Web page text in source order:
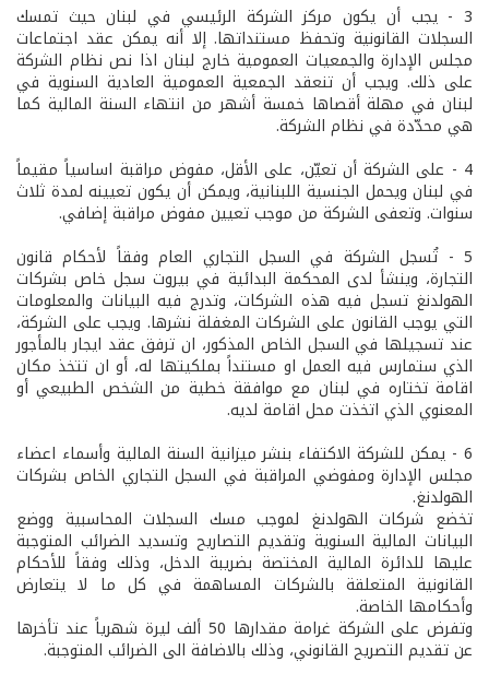
3­ - يجب أن يكون مركز الشركة الرئيسي في لبنان حيث تمسك
السجلات القانونية وتحفظ مستنداتها. إلا أنه يمكن عقد اجتماعات
مجلس الإدارة والجمعيات العمومية خارج لبنان اذا نص نظام الشركة
على ذلك. ويجب أن تنعقد الجمعية العمومية العادية السنوية في
لبنان في مهلة أقصاها خمسة أشهر من انتهاء السنة المالية كما
هي محدّدة في نظام الشركة.
4­ - على الشركة أن تعيّن، على الأقل، مفوض مراقبة اساسياً مقيماً
في لبنان ويحمل الجنسية اللبنانية، ويمكن أن يكون تعيينه لمدة ثلاث
سنوات. وتعفى الشركة من موجب تعيين مفوض مراقبة إضافي.
5­ - تُسجل الشركة في السجل التجاري العام وفقاً لأحكام قانون
التجارة، وينشأ لدى المحكمة البدائية في بيروت سجل خاص بشركات
الهولدنغ تسجل فيه هذه الشركات، وتدرج فيه البيانات والمعلومات
التي يوجب القانون على الشركات المغفلة نشرها. ويجب على الشركة،
عند تسجيلها في السجل الخاص المذكور، ان ترفق عقد ايجار بالمأجور
الذي ستمارس فيه العمل او مستنداً بملكيتها له، أو ان تتخذ مكان
اقامة تختاره في لبنان مع موافقة خطية من الشخص الطبيعي أو
المعنوي الذي اتخذت محل اقامة لديه.
6­ - يمكن للشركة الاكتفاء بنشر ميزانية السنة المالية وأسماء اعضاء
مجلس الإدارة ومفوضي المراقبة في السجل التجاري الخاص بشركات
الهولدنغ.
تخضع شركات الهولدنغ لموجب مسك السجلات المحاسبية ووضع
البيانات المالية السنوية وتقديم التصاريح وتسديد الضرائب المتوجبة
عليها للدائرة المالية المختصة بضريبة الدخل، وذلك وفقاً للأحكام
القانونية المتعلقة بالشركات المساهمة في كل ما لا يتعارض
وأحكامها الخاصة.
وتفرض على الشركة غرامة مقدارها 50 ألف ليرة شهرياً عند تأخرها
عن تقديم التصريح القانوني، وذلك بالاضافة الى الضرائب المتوجبة.